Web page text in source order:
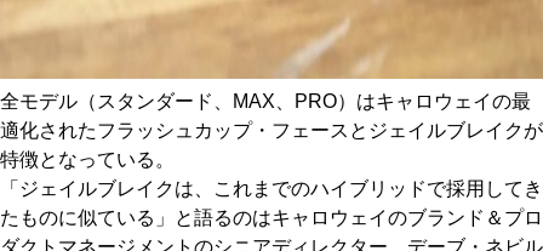
全モデル（スタンダード、MAX、PRO）はキャロウェイの最
適化されたフラッシュカップ・フェースとジェイルブレイクが
特徴となっている。
「ジェイルブレイクは、これまでのハイブリッドで採用してき
たものに似ている」と語るのはキャロウェイのブランド＆プロ
ダクトマネージメントのシニアディレクター、デーブ・ネビル